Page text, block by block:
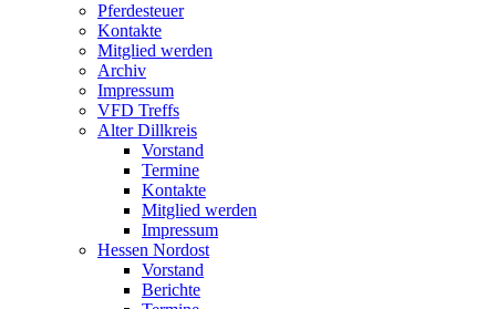
Pferdesteuer
Kontakte
Mitglied werden
Archiv
Impressum
VFD Treffs
Alter Dillkreis
Vorstand
Termine
Kontakte
Mitglied werden
Impressum
Hessen Nordost
Vorstand
Berichte